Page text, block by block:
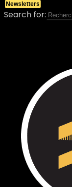
Search for:
Newsletters